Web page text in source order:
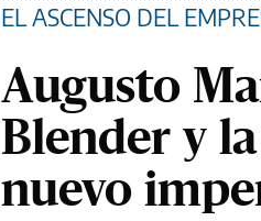
EL ASCENSO DEL
Augusto
Blender y
nuevo